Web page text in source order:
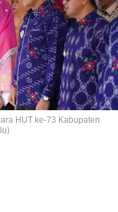
HUT ke-73 Kabupaten